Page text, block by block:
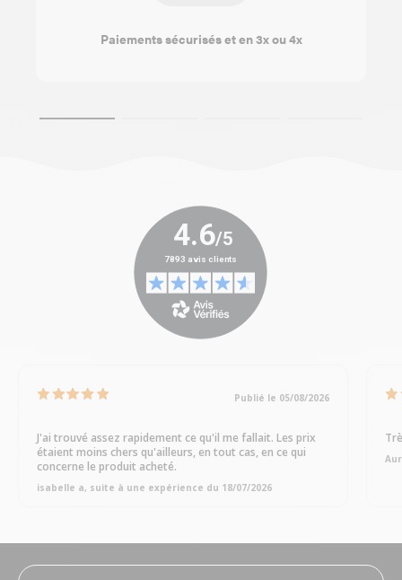
Paiements sécurisés et en 3x ou 4x
Publié le 05/08/2026
J'ai trouvé assez rapidement ce qu'il me fallait. Les prix
étaient moins chers qu'ailleurs, en tout cas, en ce qui
concerne le produit acheté.
isabelle a, suite à une expérience du 18/07/2026